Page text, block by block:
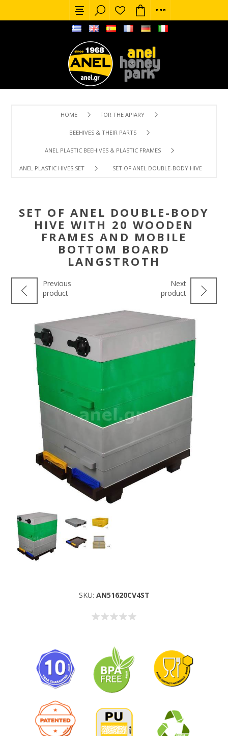
HOME FOR THE APIARY
BEEHIVES & THEIR PARTS
ANEL PLASTIC BEEHIVES & PLASTIC FRAMES
ANEL PLASTIC HIVES SET SET OF ANEL DOUBLE-BODY HIVE WITH
SET OF ANEL DOUBLE-BODY
HIVE WITH 20 WOODEN
FRAMES AND MOBILE
BOTTOM BOARD
LANGSTROTH
Previous
product
Next
product
SKU: AN51620CV4ST